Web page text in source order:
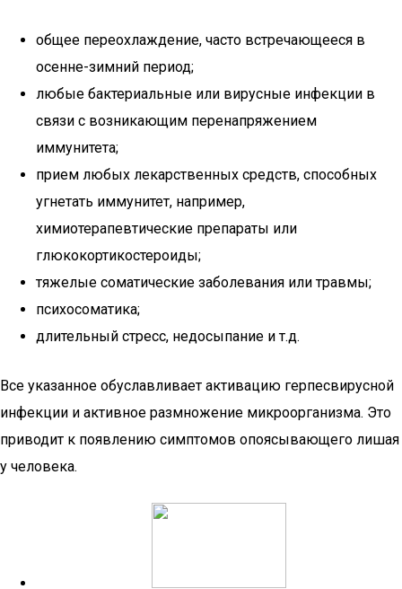
общее переохлаждение, часто встречающееся в
осенне-зимний период;
любые бактериальные или вирусные инфекции в
связи с возникающим перенапряжением
иммунитета;
прием любых лекарственных средств, способных
угнетать иммунитет, например,
химиотерапевтические препараты или
глюкокортикостероиды;
тяжелые соматические заболевания или травмы;
психосоматика;
длительный стресс, недосыпание и т.д.
Все указанное обуславливает активацию герпесвирусной
инфекции и активное размножение микроорганизма. Это
приводит к появлению симптомов опоясывающего лишая
у человека.